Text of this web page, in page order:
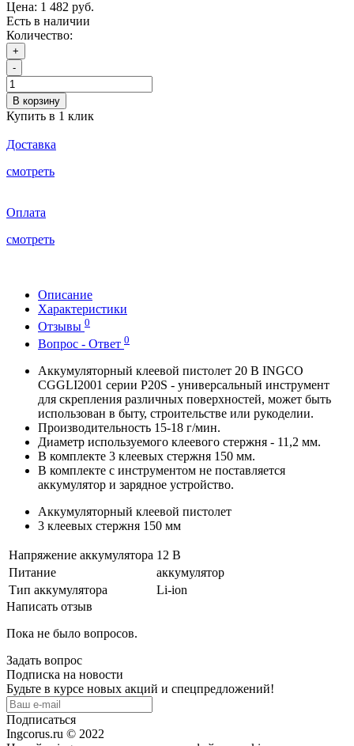
Цена: 1 482 руб.
Есть в наличии
Количество:
+
-
В корзину
Купить в 1 клик
Доставка
смотреть
Оплата
смотреть
Описание
Характеристики
Отзывы 0
Вопрос - Ответ 0
Аккумуляторный клеевой пистолет 20 В INGCO
CGGLI2001 серии P20S - универсальный инструмент
для скрепления различных поверхностей, может быть
использован в быту, строительстве или рукоделии.
Производительность 15-18 г/мин.
Диаметр используемого клеевого стержня - 11,2 мм.
В комплекте 3 клеевых стержня 150 мм.
В комплекте с инструментом не поставляется
аккумулятор и зарядное устройство.
Аккумуляторный клеевой пистолет
3 клеевых стержня 150 мм
Напряжение аккумулятора 12 В
Питание
аккумулятор
Тип аккумулятора
Li-ion
Написать отзыв
Пока не было вопросов.
Задать вопрос
Подписка на новости
Будьте в курсе новых акций и спецпредложений!
Подписаться
Ingcorus.ru © 2022